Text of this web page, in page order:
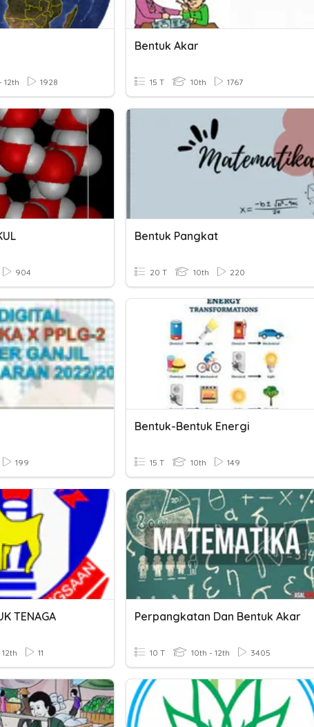
12th 1928
Bentuk Akar
15 T 10th 1767
904
Bentuk Pangkat
20 T 10th 220
199
Bentuk-Bentuk Energi
15 T 10th 149
TENAGA
11
Perpangkatan Dan Bentuk Akar
10 T 10th - 12th 3405